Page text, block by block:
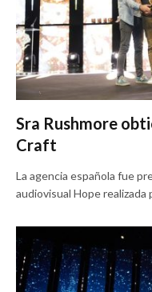
Sra Rushmore
Craft
La agencia española fue
audiovisual Hope realizada